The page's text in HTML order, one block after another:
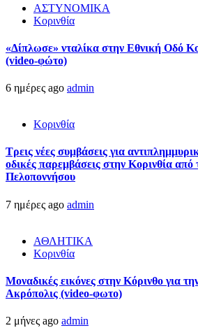
ΑΣΤΥΝΟΜΙΚΑ
Κορινθία
«Δίπλωσε» νταλίκα στην Εθνική Oδό
(video-φώτο)
6 ημέρες ago admin
Κορινθία
Τρεις νέες συμβάσεις για
οδικές παρεμβάσεις στην Κορινθία από
Πελοποννήσου
7 ημέρες ago admin
ΑΘΛΗΤΙΚΑ
Κορινθία
Μοναδικές εικόνες στην Κόρινθο για
Ακρόπολις (video-φωτο)
2 μήνες ago admin